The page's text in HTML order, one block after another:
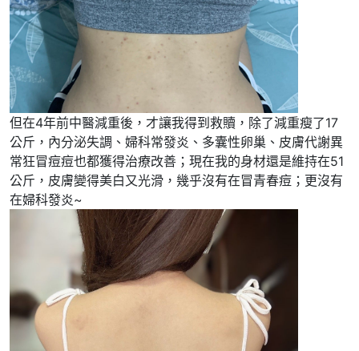
但在4年前中醫減重後，才讓我得到救贖，除了減重瘦了17
公斤，內分泌失調、婦科常發炎、多囊性卵巢、皮膚代謝異
常狂冒痘痘也都獲得治療改善；現在我的身材還是維持在51
公斤，皮膚變得美白又光滑，幾乎沒有在冒青春痘；更沒有
在婦科發炎~